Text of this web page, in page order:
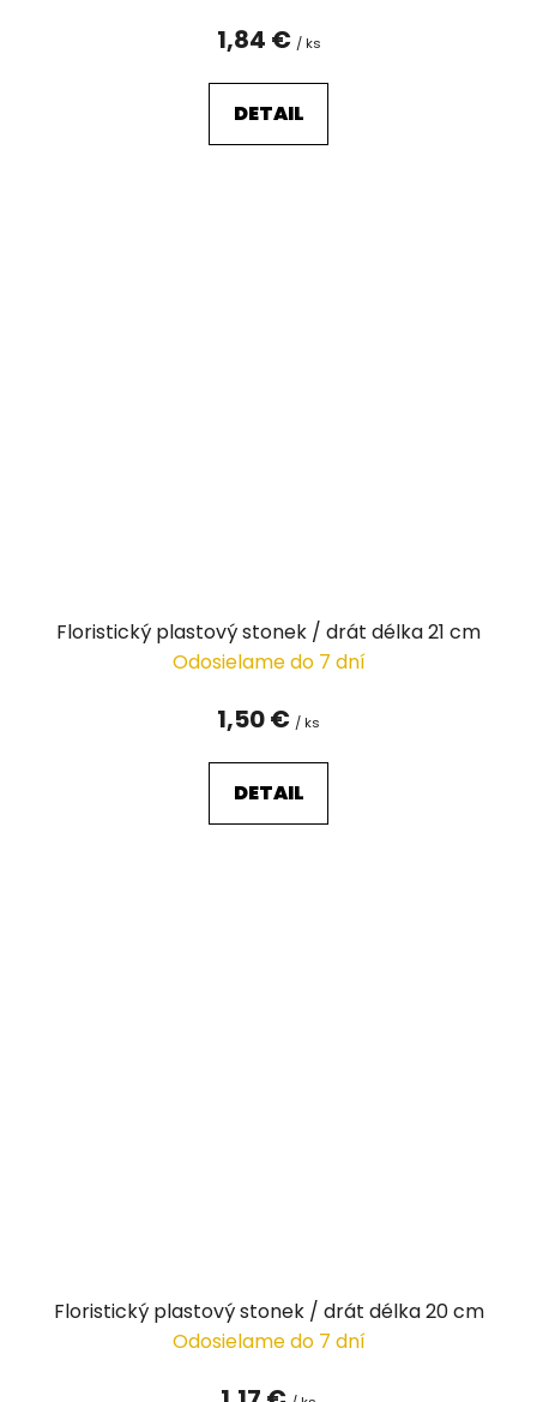
1,84 € / ks
DETAIL
Floristický plastový stonek / drát délka 21 cm
Odosielame do 7 dní
1,50 € / ks
DETAIL
Floristický plastový stonek / drát délka 20 cm
Odosielame do 7 dní